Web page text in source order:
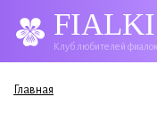
Клуб любителей
Вы здесь
Главная